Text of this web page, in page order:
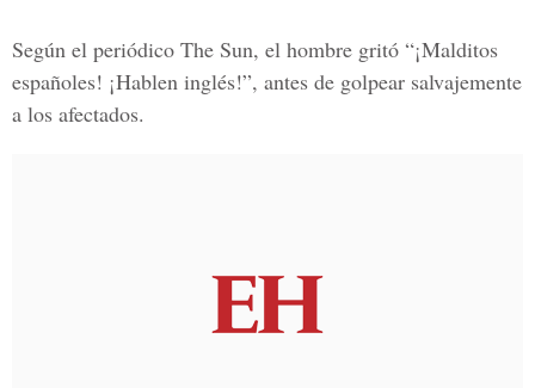
Según el periódico The Sun, el hombre gritó “¡Malditos
españoles! ¡Hablen inglés!”, antes de golpear salvajemente
a los afectados.